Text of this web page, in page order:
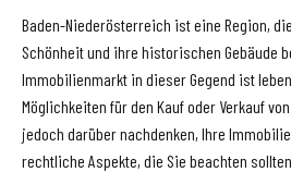
Baden-Niederösterreich ist eine Region,
Schönheit und ihre historischen Gebäude
Immobilienmarkt in dieser Gegend ist
Möglichkeiten für den Kauf oder Verkauf
jedoch darüber nachdenken, Ihre
rechtliche Aspekte, die Sie beachten